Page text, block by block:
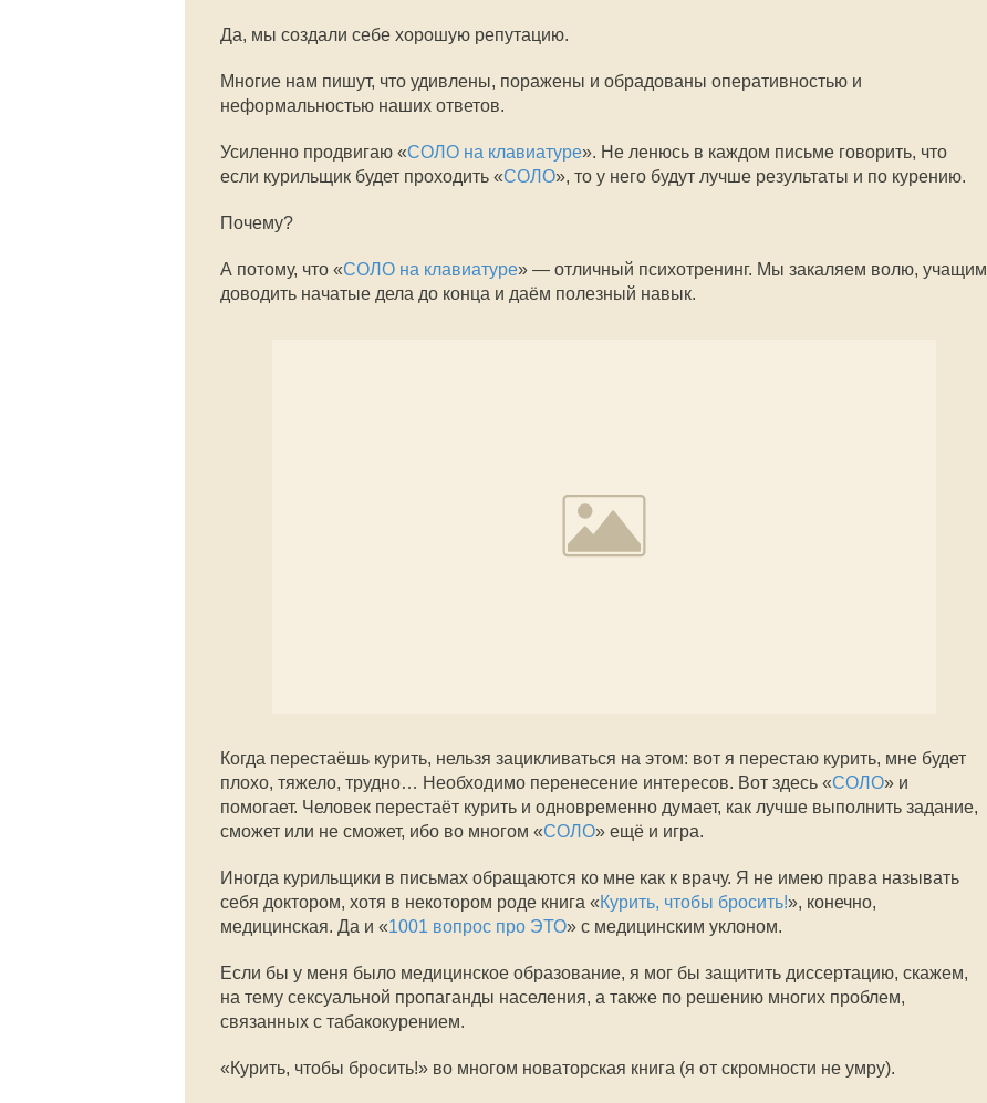
Да, мы создали себе хорошую репутацию.
Многие нам пишут, что удивлены, поражены и обрадованы оперативностью и
неформальностью наших ответов.
Усиленно продвигаю «СОЛО на клавиатуре». Не ленюсь в каждом письме говорить, что
если курильщик будет проходить «СОЛО», то у него будут лучше результаты и по курению.
Почему?
А потому, что «СОЛО на клавиатуре» — отличный психотренинг. Мы закаляем волю, учащим
доводить начатые дела до конца и даём полезный навык.
Когда перестаёшь курить, нельзя зацикливаться на этом: вот я перестаю курить, мне будет
плохо, тяжело, трудно… Необходимо перенесение интересов. Вот здесь «СОЛО» и
помогает. Человек перестаёт курить и одновременно думает, как лучше выполнить задание,
сможет или не сможет, ибо во многом «СОЛО» ещё и игра.
Иногда курильщики в письмах обращаются ко мне как к врачу. Я не имею права называть
себя доктором, хотя в некотором роде книга «Курить, чтобы бросить!», конечно,
медицинская. Да и «1001 вопрос про ЭТО» с медицинским уклоном.
Если бы у меня было медицинское образование, я мог бы защитить диссертацию, скажем,
на тему сексуальной пропаганды населения, а также по решению многих проблем,
связанных с табакокурением.
«Курить, чтобы бросить!» во многом новаторская книга (я от скромности не умру).